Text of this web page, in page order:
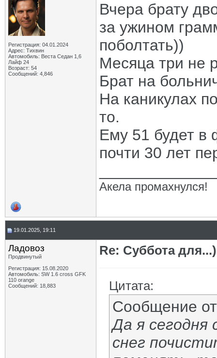
Регистрация: 04.01.2024
Адрес: Тихвин
Автомобиль: Веста Седан 1,6
Лайф 24
Возраст: 54
Сообщений: 4,846
Вчера брату
за ужином
поболтать))
Месяца три не
Брат на
На каникулах
то.
Ему 51 будет в
почти 30 лет
Акела промахнулся!
19.01.2025, 19:11
Ладовоз
Продвинутый
Регистрация: 15.08.2020
Автомобиль: SW 1.6 cross GFK
110 orange
Сообщений: 18,883
Re: Суббота для...)
Цитата:
Сообщение
Да я сегодня
снег